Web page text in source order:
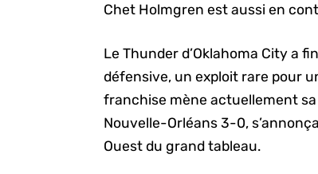
Chet Holmgren est aussi en
Le Thunder d’Oklahoma City a
défensive, un exploit rare pour
franchise mène actuellement
Nouvelle-Orléans 3-0,
Ouest du grand tableau.